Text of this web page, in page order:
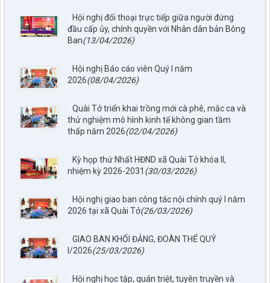
Hội nghị đối thoại trực tiếp giữa người đứng
đầu cấp ủy, chính quyền với Nhân dân bản Bông
Ban(13/04/2026)
Hội nghị Báo cáo viên Quý I năm
2026(08/04/2026)
Quài Tở triển khai trồng mới cà phê, mắc ca và
thử nghiệm mô hình kinh tế không gian tầm
thấp năm 2026(02/04/2026)
Kỳ họp thứ Nhất HĐND xã Quài Tở khóa II,
nhiệm kỳ 2026-2031 (30/03/2026)
Hội nghị giao ban công tác nội chính quý I năm
2026 tại xã Quài Tở(26/03/2026)
GIAO BAN KHỐI ĐẢNG, ĐOÀN THỂ QUÝ
I/2026(25/03/2026)
Hội nghị học tập, quán triệt, tuyên truyền và